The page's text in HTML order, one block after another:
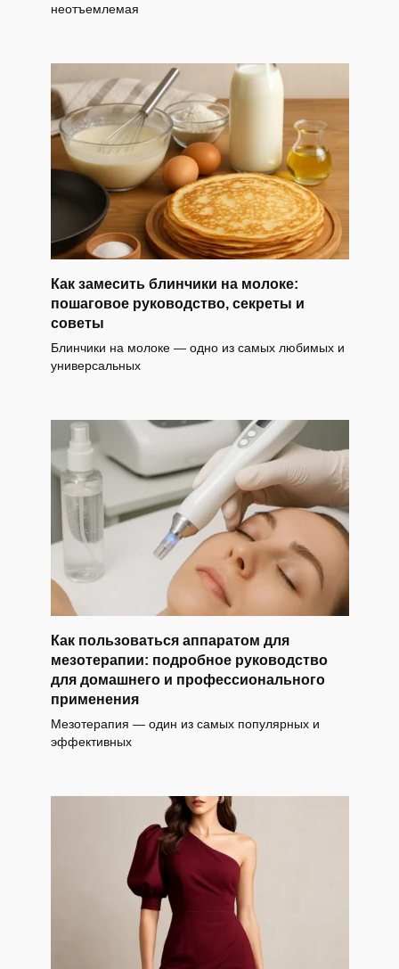
неотъемлемая
Как замесить блинчики на молоке:
пошаговое руководство, секреты и
советы
Блинчики на молоке — одно из самых любимых и
универсальных
Как пользоваться аппаратом для
мезотерапии: подробное руководство
для домашнего и профессионального
применения
Мезотерапия — один из самых популярных и
эффективных